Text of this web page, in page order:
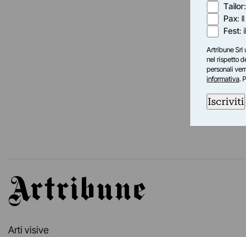
Artribune
Arti visive
Tailor
Pax:
Fest:
Artribune Srl
nel rispetto
personali
informativa.
Iscriviti